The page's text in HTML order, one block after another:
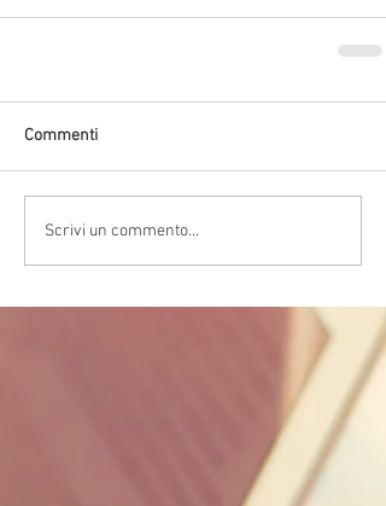
Commenti
Scrivi un commento...